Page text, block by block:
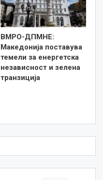
ВМРО-ДПМНЕ:
Македонија поставува
темели за енергетска
независност и зелена
транзиција